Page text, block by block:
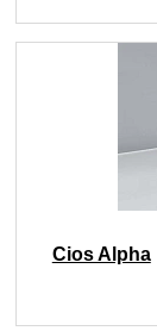
Cios Alpha